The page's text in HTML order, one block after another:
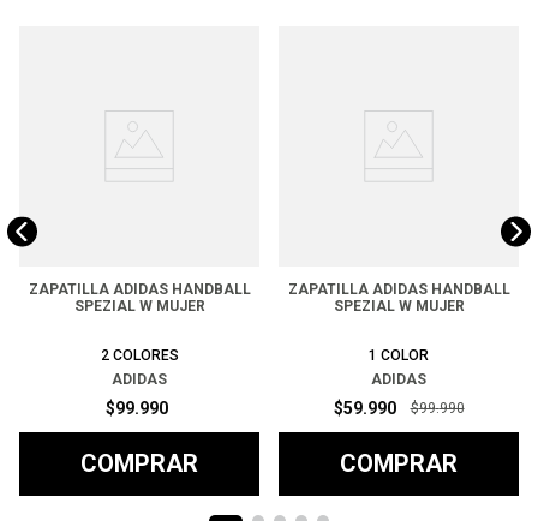
ZAPATILLA ADIDAS HANDBALL
SPEZIAL W MUJER
2 COLORES
ADIDAS
$99.990
COMPRAR
ZAPATILLA ADIDAS HANDBALL
SPEZIAL W MUJER
1 COLOR
ADIDAS
$59.990 $99.990
COMPRAR